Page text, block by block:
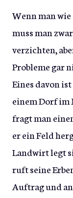
Wenn man
muss man
verzichten,
Probleme gar
Eines davon
einem Dorf im
fragt man
er ein Feld
Landwirt legt
ruft seine
Auftrag und